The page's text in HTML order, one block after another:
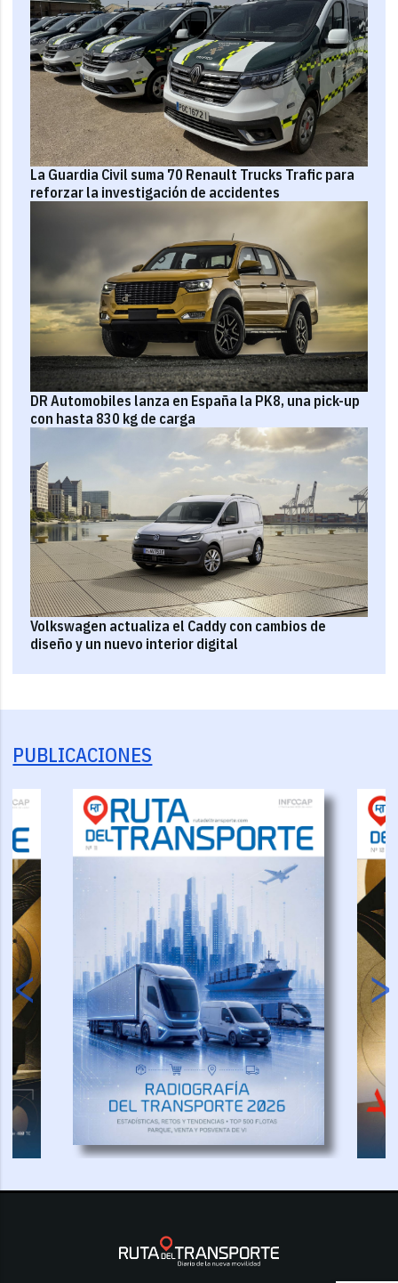
La Guardia Civil suma 70 Renault Trucks Trafic para
reforzar la investigación de accidentes
DR Automobiles lanza en España la PK8, una pick-up
con hasta 830 kg de carga
Volkswagen actualiza el Caddy con cambios de
diseño y un nuevo interior digital
PUBLICACIONES